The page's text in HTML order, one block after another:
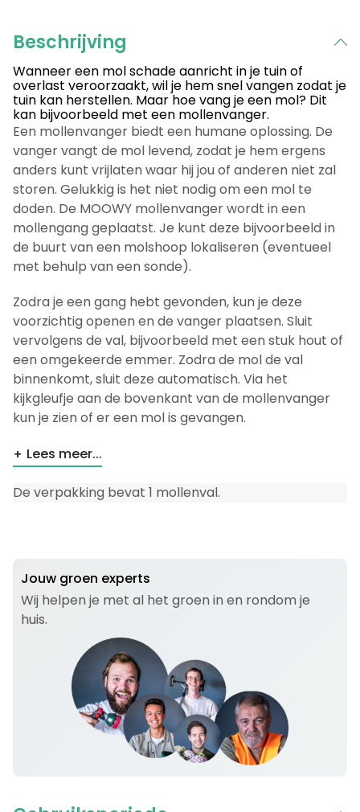
Beschrijving
Wanneer een mol schade aanricht in je tuin of
overlast veroorzaakt, wil je hem snel vangen zodat je
tuin kan herstellen. Maar hoe vang je een mol? Dit
kan bijvoorbeeld met een mollenvanger.
Een mollenvanger biedt een humane oplossing. De
vanger vangt de mol levend, zodat je hem ergens
anders kunt vrijlaten waar hij jou of anderen niet zal
storen. Gelukkig is het niet nodig om een mol te
doden. De MOOWY mollenvanger wordt in een
mollengang geplaatst. Je kunt deze bijvoorbeeld in
de buurt van een molshoop lokaliseren (eventueel
met behulp van een sonde).
Zodra je een gang hebt gevonden, kun je deze
voorzichtig openen en de vanger plaatsen. Sluit
vervolgens de val, bijvoorbeeld met een stuk hout of
een omgekeerde emmer. Zodra de mol de val
binnenkomt, sluit deze automatisch. Via het
kijkgleufje aan de bovenkant van de mollenvanger
kun je zien of er een mol is gevangen.
Lees meer...
De verpakking bevat 1 mollenval.
Jouw groen experts
Wij helpen je met al het groen in en rondom je
huis.